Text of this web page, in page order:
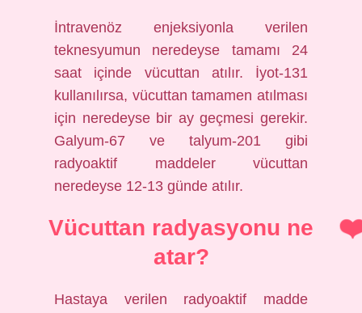
İntravenöz enjeksiyonla verilen
teknesyumun neredeyse tamamı 24
saat içinde vücuttan atılır. İyot-131
kullanılırsa, vücuttan tamamen atılması
için neredeyse bir ay geçmesi gerekir.
Galyum-67 ve talyum-201 gibi
radyoaktif maddeler vücuttan
neredeyse 12-13 günde atılır.
Vücuttan radyasyonu ne
atar?
Hastaya verilen radyoaktif madde